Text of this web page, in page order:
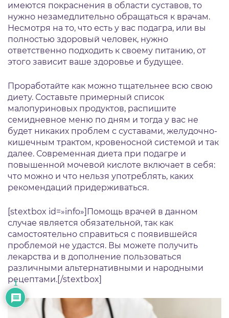
имеются покраснения в области суставов, то
нужно незамедлительно обращаться к врачам.
Несмотря на то, что есть у вас подагра, или вы
полностью здоровый человек, нужно
ответственно подходить к своему питанию, от
этого зависит ваше здоровье и будущее.
Проработайте как можно тщательнее всю свою
диету. Составьте примерный список
малопуриновых продуктов, распишите
семидневное меню по дням и тогда у вас не
будет никаких проблем с суставами, желудочно-
кишечным трактом, кровеносной системой и так
далее. Современная диета при подагре и
повышенной мочевой кислоте включает в себя:
что можно и что нельзя употреблять, каких
рекомендаций придерживаться.
[stextbox id=»info»]Помощь врачей в данном
случае является обязательной, так как
самостоятельно справиться с появившейся
проблемой не удастся. Вы можете получить
лекарства и в дополнение пользоваться
различными альтернативными и народными
рецептами.[/stextbox]
1